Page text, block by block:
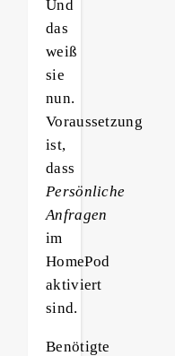
Und
das
weiß
sie
nun.
Voraussetzung
ist,
dass
Persönliche
Anfragen
im
HomePod
aktiviert
sind.
Benötigte